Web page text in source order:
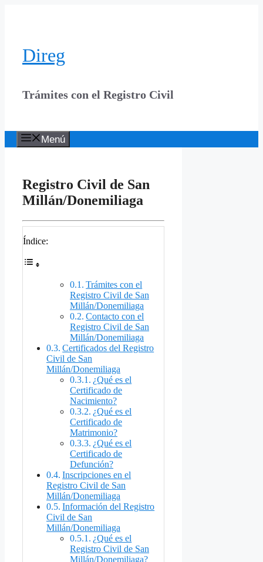
Direg
Trámites con el Registro Civil
Menú
Registro Civil de San
Millán/Donemiliaga
Índice:
Trámites con el
Registro Civil de San
Millán/Donemiliaga
Contacto con el
Registro Civil de San
Millán/Donemiliaga
Certificados del Registro
Civil de San
Millán/Donemiliaga
¿Qué es el
Certificado de
Nacimiento?
¿Qué es el
Certificado de
Matrimonio?
¿Qué es el
Certificado de
Defunción?
Inscripciones en el
Registro Civil de San
Millán/Donemiliaga
Información del Registro
Civil de San
Millán/Donemiliaga
¿Qué es el
Registro Civil de San
Millán/Donemiliaga?